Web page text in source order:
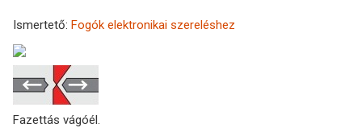
Ismertető: Fogók elektronikai szereléshez
Fazettás vágóél.